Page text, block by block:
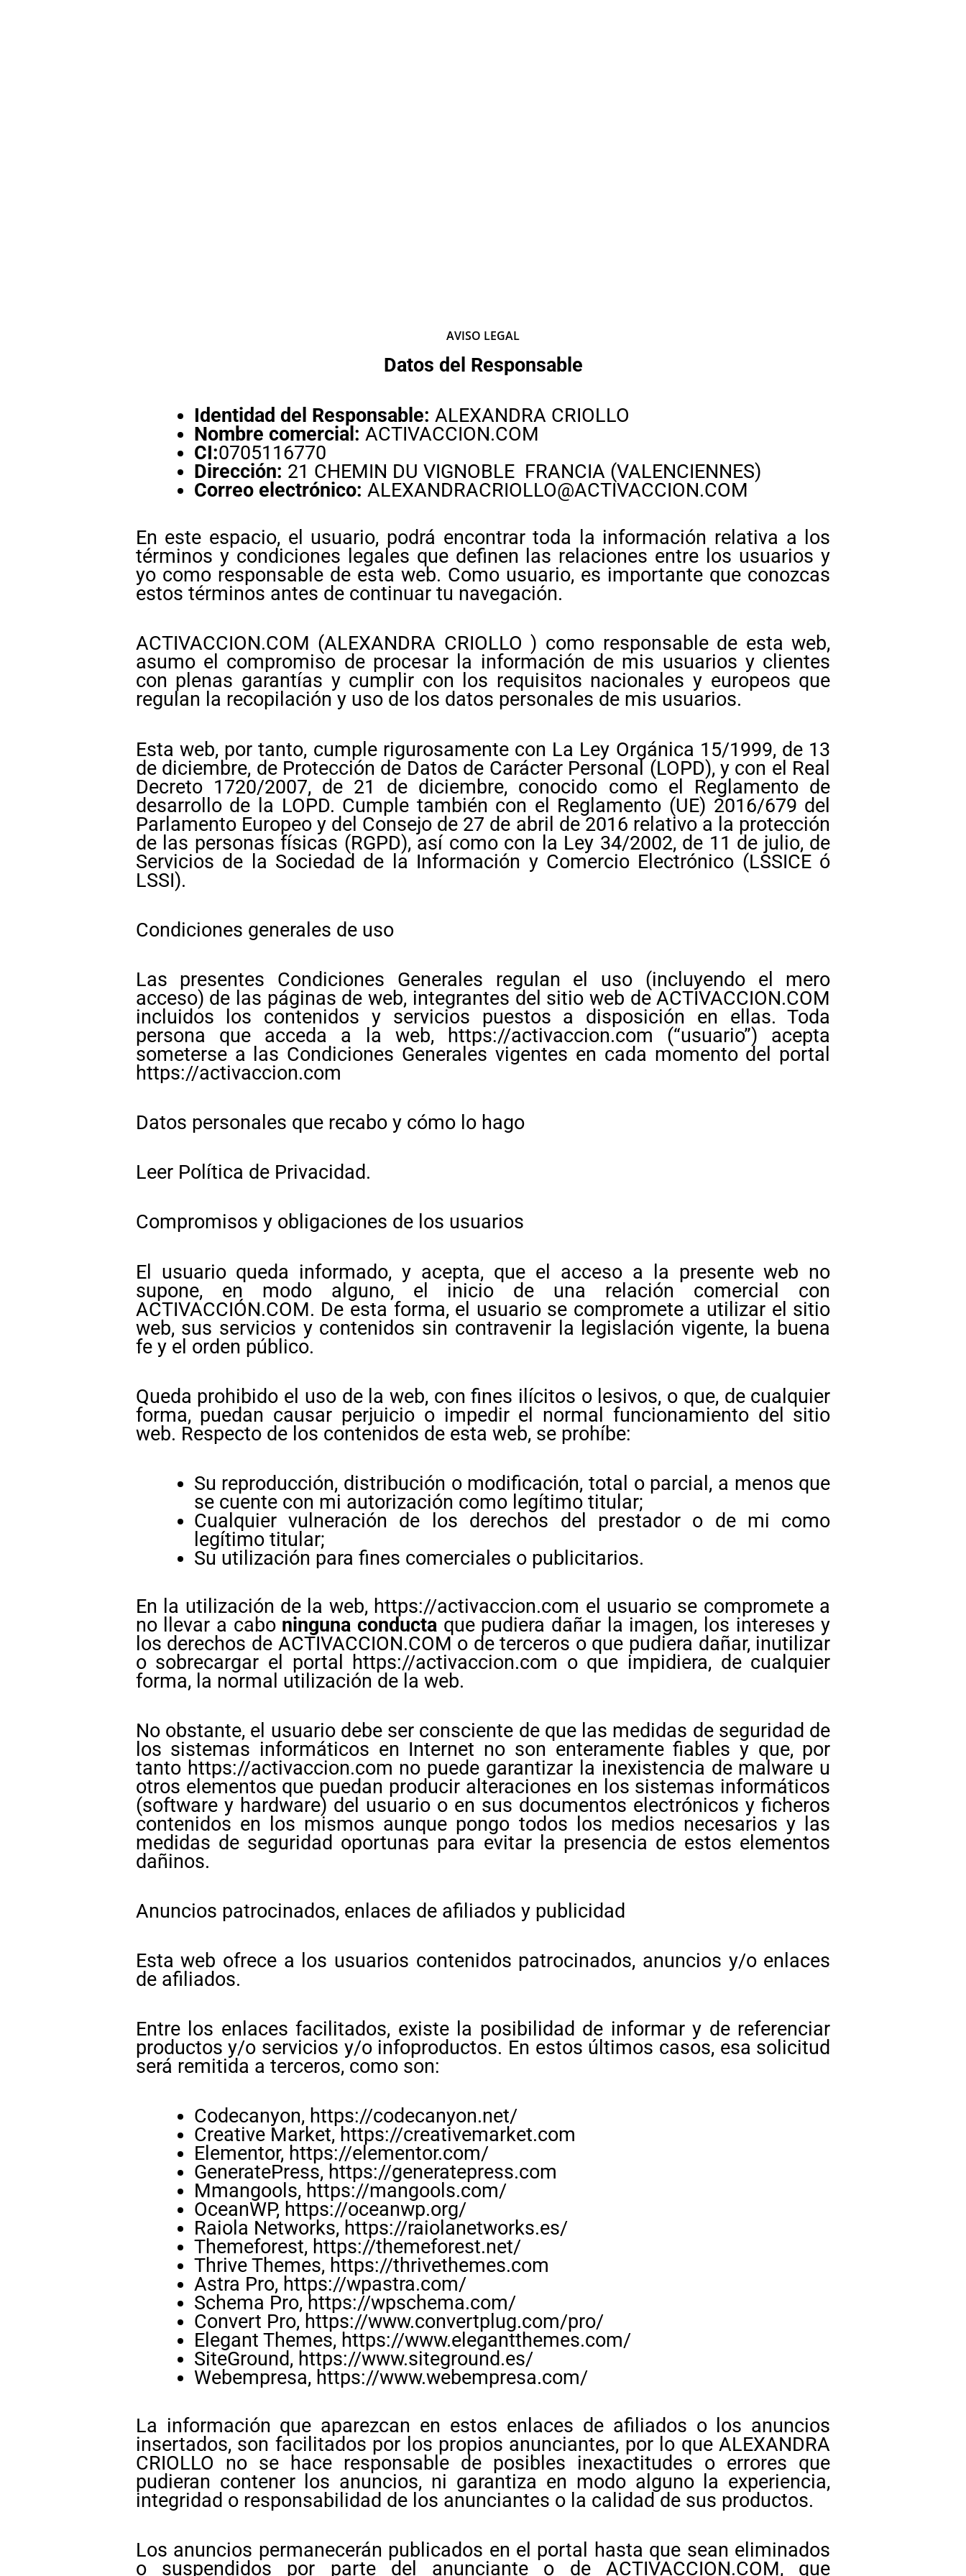
AVISO LEGAL
Datos del Responsable
Identidad del Responsable: ALEXANDRA CRIOLLO
Nombre comercial: ACTIVACCION.COM
CI:0705116770
Dirección: 21 CHEMIN DU VIGNOBLE FRANCIA (VALENCIENNES)
Correo electrónico: ALEXANDRACRIOLLO@ACTIVACCION.COM
En este espacio, el usuario, podrá encontrar toda la información relativa a los
términos y condiciones legales que definen las relaciones entre los usuarios y
yo como responsable de esta web. Como usuario, es importante que conozcas
estos términos antes de continuar tu navegación.
ACTIVACCION.COM (ALEXANDRA CRIOLLO ) como responsable de esta web,
asumo el compromiso de procesar la información de mis usuarios y clientes
con plenas garantías y cumplir con los requisitos nacionales y europeos que
regulan la recopilación y uso de los datos personales de mis usuarios.
Esta web, por tanto, cumple rigurosamente con La Ley Orgánica 15/1999, de 13
de diciembre, de Protección de Datos de Carácter Personal (LOPD), y con el Real
Decreto 1720/2007, de 21 de diciembre, conocido como el Reglamento de
desarrollo de la LOPD. Cumple también con el Reglamento (UE) 2016/679 del
Parlamento Europeo y del Consejo de 27 de abril de 2016 relativo a la protección
de las personas físicas (RGPD), así como con la Ley 34/2002, de 11 de julio, de
Servicios de la Sociedad de la Información y Comercio Electrónico (LSSICE ó
LSSI).
Condiciones generales de uso
Las presentes Condiciones Generales regulan el uso (incluyendo el mero
acceso) de las páginas de web, integrantes del sitio web de ACTIVACCION.COM
incluidos los contenidos y servicios puestos a disposición en ellas. Toda
persona que acceda a la web, https://activaccion.com (“usuario”) acepta
someterse a las Condiciones Generales vigentes en cada momento del portal
https://activaccion.com
Datos personales que recabo y cómo lo hago
Leer Política de Privacidad.
Compromisos y obligaciones de los usuarios
El usuario queda informado, y acepta, que el acceso a la presente web no
supone, en modo alguno, el inicio de una relación comercial con
ACTIVACCIÓN.COM. De esta forma, el usuario se compromete a utilizar el sitio
web, sus servicios y contenidos sin contravenir la legislación vigente, la buena
fe y el orden público.
Queda prohibido el uso de la web, con fines ilícitos o lesivos, o que, de cualquier
forma, puedan causar perjuicio o impedir el normal funcionamiento del sitio
web. Respecto de los contenidos de esta web, se prohíbe:
Su reproducción, distribución o modificación, total o parcial, a menos que
se cuente con mi autorización como legítimo titular;
Cualquier vulneración de los derechos del prestador o de mi como
legítimo titular;
Su utilización para fines comerciales o publicitarios.
En la utilización de la web, https://activaccion.com el usuario se compromete a
no llevar a cabo ninguna conducta que pudiera dañar la imagen, los intereses y
los derechos de ACTIVACCION.COM o de terceros o que pudiera dañar, inutilizar
o sobrecargar el portal https://activaccion.com o que impidiera, de cualquier
forma, la normal utilización de la web.
No obstante, el usuario debe ser consciente de que las medidas de seguridad de
los sistemas informáticos en Internet no son enteramente fiables y que, por
tanto https://activaccion.com no puede garantizar la inexistencia de malware u
otros elementos que puedan producir alteraciones en los sistemas informáticos
(software y hardware) del usuario o en sus documentos electrónicos y ficheros
contenidos en los mismos aunque pongo todos los medios necesarios y las
medidas de seguridad oportunas para evitar la presencia de estos elementos
dañinos.
Anuncios patrocinados, enlaces de afiliados y publicidad
Esta web ofrece a los usuarios contenidos patrocinados, anuncios y/o enlaces
de afiliados.
Entre los enlaces facilitados, existe la posibilidad de informar y de referenciar
productos y/o servicios y/o infoproductos. En estos últimos casos, esa solicitud
será remitida a terceros, como son:
Codecanyon, https://codecanyon.net/
Creative Market, https://creativemarket.com
Elementor, https://elementor.com/
GeneratePress, https://generatepress.com
Mmangools, https://mangools.com/
OceanWP, https://oceanwp.org/
Raiola Networks, https://raiolanetworks.es/
Themeforest, https://themeforest.net/
Thrive Themes, https://thrivethemes.com
Astra Pro, https://wpastra.com/
Schema Pro, https://wpschema.com/
Convert Pro, https://www.convertplug.com/pro/
Elegant Themes, https://www.elegantthemes.com/
SiteGround, https://www.siteground.es/
Webempresa, https://www.webempresa.com/
La información que aparezcan en estos enlaces de afiliados o los anuncios
insertados, son facilitados por los propios anunciantes, por lo que ALEXANDRA
CRIOLLO no se hace responsable de posibles inexactitudes o errores que
pudieran contener los anuncios, ni garantiza en modo alguno la experiencia,
integridad o responsabilidad de los anunciantes o la calidad de sus productos.
Los anuncios permanecerán publicados en el portal hasta que sean eliminados
o suspendidos por parte del anunciante o de ACTIVACCION.COM, que